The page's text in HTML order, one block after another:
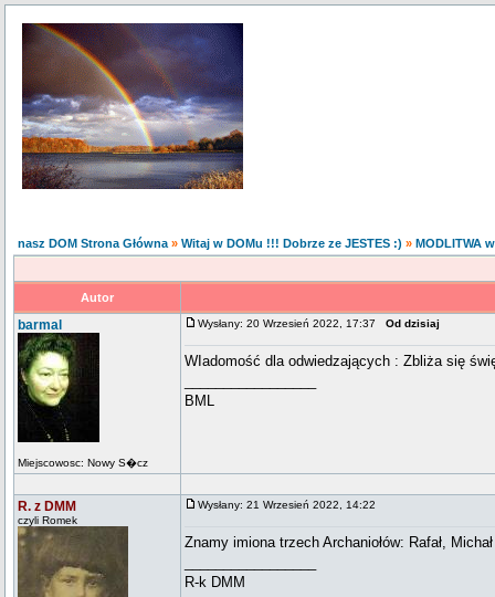
nasz DOM Strona Główna » Witaj w DOMu !!! Dobrze ze JESTES :) » MODLITWA
Autor
barmal
Miejscowosc: Nowy S�cz
Wysłany: 20 Wrzesień 2022, 17:37 Od dzisiaj
WIadomość dla odwiedzających : Zbliża się
BML
R. z DMM
czyli Romek
Wysłany: 21 Wrzesień 2022, 14:22
Znamy imiona trzech Archaniołów: Rafał,
R-k DMM